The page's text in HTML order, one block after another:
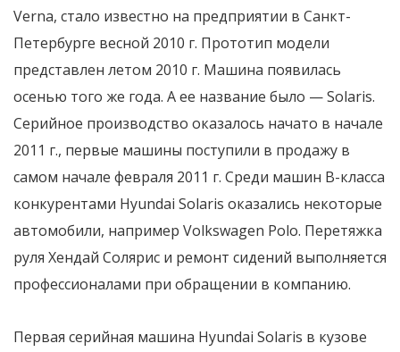
Verna, стало известно на предприятии в Санкт-
Петербурге весной 2010 г. Прототип модели
представлен летом 2010 г. Машина появилась
осенью того же года. А ее название было — Solaris.
Серийное производство оказалось начато в начале
2011 г., первые машины поступили в продажу в
самом начале февраля 2011 г. Среди машин B-класса
конкурентами Hyundai Solaris оказались некоторые
автомобили, например Volkswagen Polo. Перетяжка
руля Хендай Солярис и ремонт сидений выполняется
профессионалами при обращении в компанию.
Первая серийная машина Hyundai Solaris в кузове